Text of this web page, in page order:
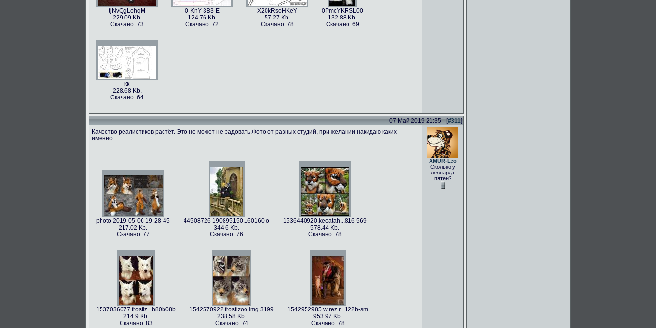
tjNvQgLohqM
229.09 Kb.
Скачано: 73
0-KnY-3B3-E
124.76 Kb.
Скачано: 72
X20kRsoHKeY
57.27 Kb.
Скачано: 78
0PmcYKRSL00
132.88 Kb.
Скачано: 69
кк
228.68 Kb.
Скачано: 64
07 Май 2019 21:35 - [#311]
Качество реалистиков растёт. Это не может не радовать.Фото от разных студий, при желании накидаю каких
именно.
photo 2019-05-06 19-28-45
217.02 Kb.
Скачано: 77
44508726 190895150...60160 o
344.6 Kb.
Скачано: 76
1536440920.keeatah...816 569
578.44 Kb.
Скачано: 78
1537036677.frostiz...b80b08b
214.9 Kb.
Скачано: 83
1542570922.frostizoo img 3199
238.58 Kb.
Скачано: 74
1542952985.wirez r...122b-sm
953.97 Kb.
Скачано: 78
AMUR-Leo
Сколько у
леопарда
пятен?